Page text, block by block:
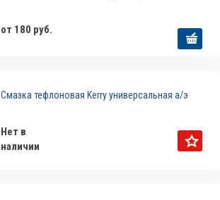
от 180 руб.
Смазка тефлоновая Kerry универсальная а/э
Нет в
наличии